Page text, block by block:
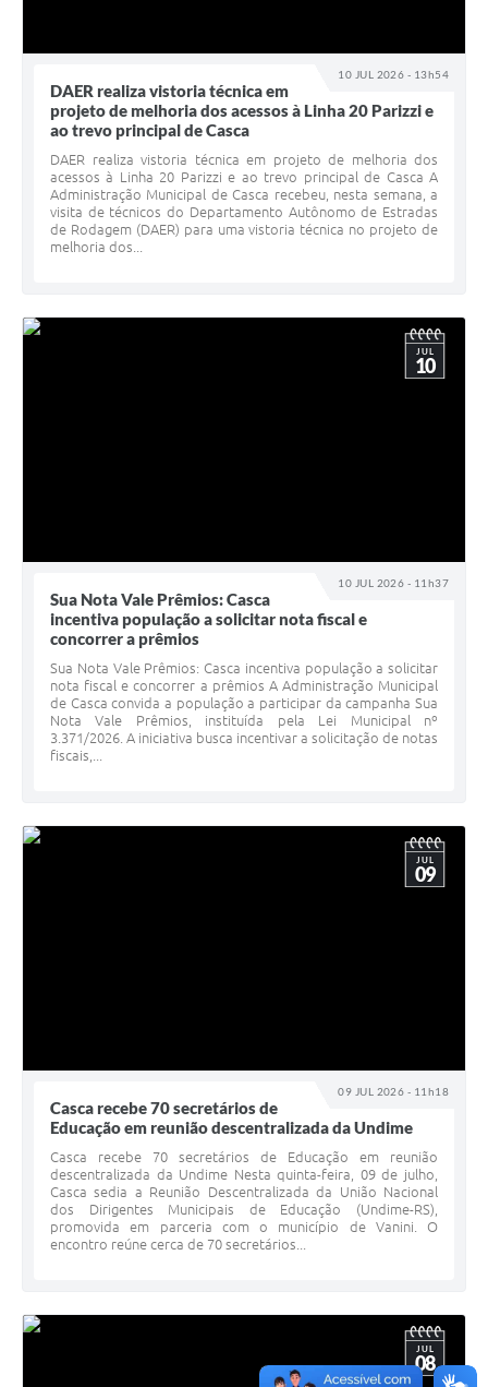
10 JUL 2026 - 13h54
DAER realiza vistoria técnica em
projeto de melhoria dos acessos à Linha 20 Parizzi e
ao trevo principal de Casca
DAER realiza vistoria técnica em projeto de melhoria dos
acessos à Linha 20 Parizzi e ao trevo principal de Casca A
Administração Municipal de Casca recebeu, nesta semana, a
visita de técnicos do Departamento Autônomo de Estradas
de Rodagem (DAER) para uma vistoria técnica no projeto de
melhoria dos...
10 JUL 2026 - 11h37
JUL
10
Sua Nota Vale Prêmios: Casca
incentiva população a solicitar nota fiscal e
concorrer a prêmios
Sua Nota Vale Prêmios: Casca incentiva população a solicitar
nota fiscal e concorrer a prêmios A Administração Municipal
de Casca convida a população a participar da campanha Sua
Nota Vale Prêmios, instituída pela Lei Municipal nº
3.371/2026. A iniciativa busca incentivar a solicitação de notas
fiscais,...
09 JUL 2026 - 11h18
JUL
09
Casca recebe 70 secretários de
Educação em reunião descentralizada da Undime
Casca recebe 70 secretários de Educação em reunião
descentralizada da Undime Nesta quinta-feira, 09 de julho,
Casca sedia a Reunião Descentralizada da União Nacional
dos Dirigentes Municipais de Educação (Undime-RS),
promovida em parceria com o município de Vanini. O
encontro reúne cerca de 70 secretários...
JUL
08